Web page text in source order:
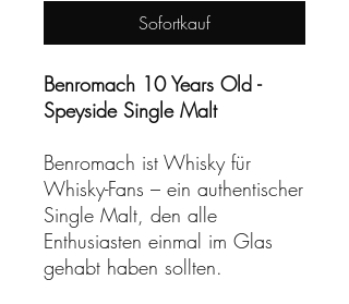
Sofortkauf
Benromach 10 Years Old -
Speyside Single Malt
Benromach ist Whisky für
Whisky-Fans – ein authentischer
Single Malt, den alle
Enthusiasten einmal im Glas
gehabt haben sollten.